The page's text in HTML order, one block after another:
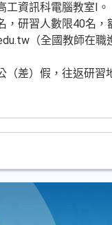
資訊科電腦教室Ⅰ。
，研習人數限40名，
（全國教師在職
（差）假，往返研習